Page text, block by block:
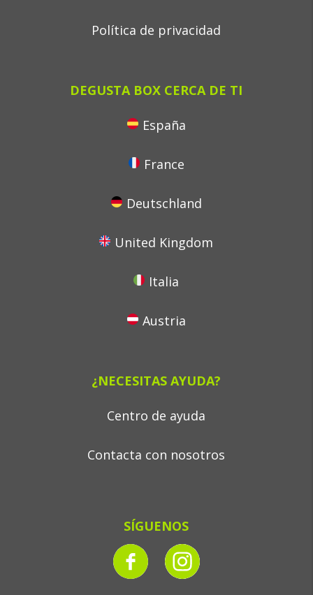
Política de privacidad
DEGUSTA BOX CERCA DE TI
España
France
Deutschland
United Kingdom
Italia
Austria
¿NECESITAS AYUDA?
Centro de ayuda
Contacta con nosotros
SÍGUENOS